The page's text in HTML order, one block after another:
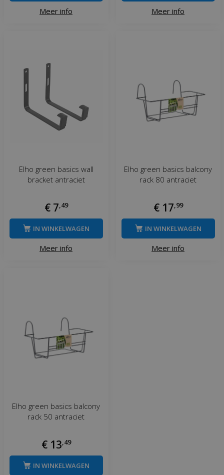
Meer info Meer info
Elho green basics wall
bracket antraciet
€ 7,49
Meer info
IN WINKELWAGEN
Elho green basics balcony
rack 80 antraciet
€ 17,99
Meer info
IN WINKELWAGEN
Elho green basics balcony
rack 50 antraciet
€ 13,49
IN WINKELWAGEN